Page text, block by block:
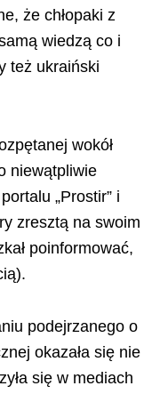
że chłopaki z
wiedzą co i
też ukraiński
wokół
niewątpliwie
„Prostir” i
zresztą na swoim
poinformować,
podejrzanego o
okazała się nie
się w mediach